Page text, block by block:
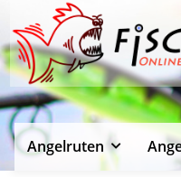
Angelruten